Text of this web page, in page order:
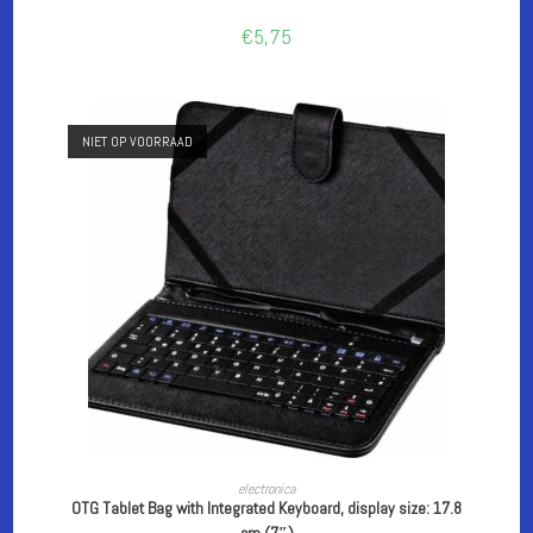
€5,75
NIET OP VOORRAAD
LEES VERDER
electronica
OTG Tablet Bag with Integrated Keyboard, display size: 17.8